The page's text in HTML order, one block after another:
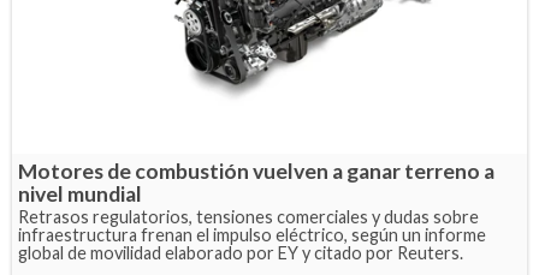
Motores de combustión vuelven a ganar terreno a
nivel mundial
Retrasos regulatorios, tensiones comerciales y dudas sobre
infraestructura frenan el impulso eléctrico, según un informe
global de movilidad elaborado por EY y citado por Reuters.